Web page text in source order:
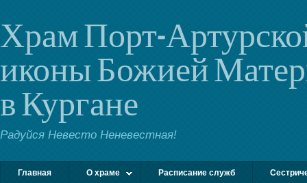
Храм Порт-
иконы Божией
в Кургане
Радуйся Невесто Неневестная!
Главная О храме Расписание служб